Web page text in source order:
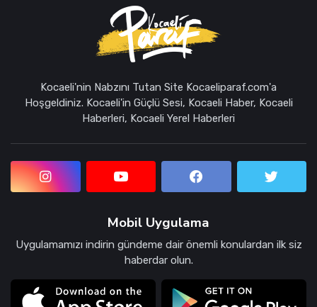
Kocaeli'nin Nabzını Tutan Site Kocaeliparaf.com'a
Hoşgeldiniz. Kocaeli'in Güçlü Sesi, Kocaeli Haber, Kocaeli
Haberleri, Kocaeli Yerel Haberleri
Mobil Uygulama
Uygulamamızı indirin gündeme dair önemli konulardan ilk siz
haberdar olun.